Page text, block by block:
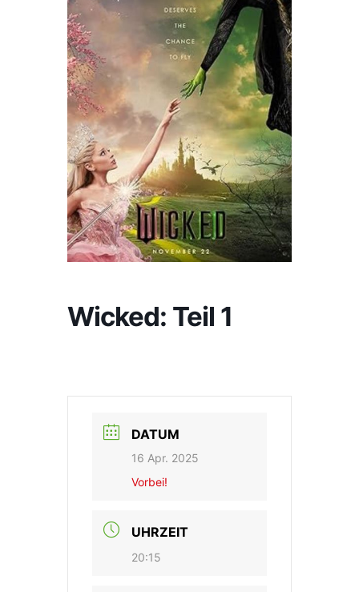
Wicked: Teil 1
DATUM
16 Apr. 2025
Vorbei!
UHRZEIT
20:15